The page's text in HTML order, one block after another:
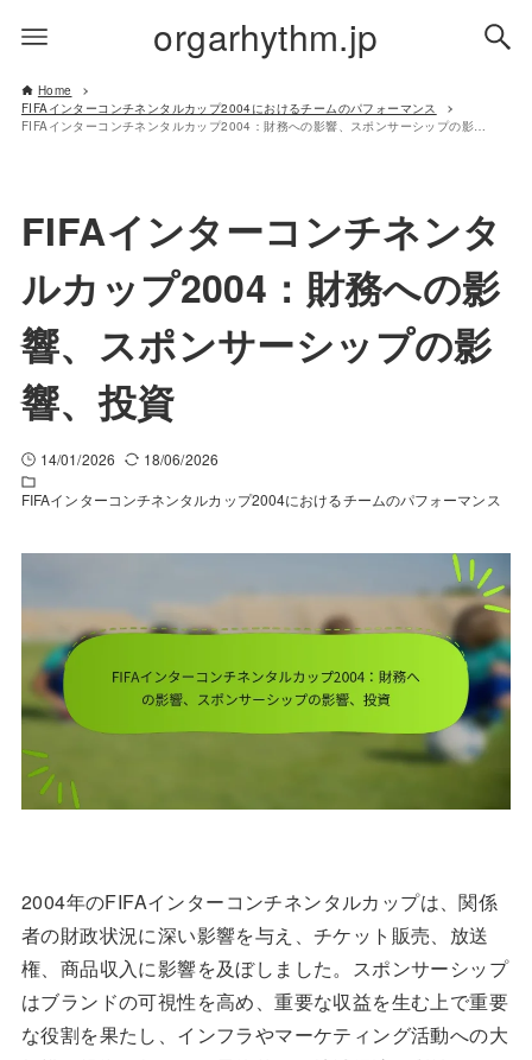
orgarhythm.jp
Home
FIFAインターコンチネンタルカップ2004におけるチームのパフォーマンス
FIFAインターコンチネンタルカップ2004：財務への影響、スポンサーシップの影響、投資
FIFAインターコンチネンタ
ルカップ2004：財務への影
響、スポンサーシップの影
響、投資
14/01/2026
18/06/2026
FIFAインターコンチネンタルカップ2004におけるチームのパフォーマンス
2004年のFIFAインターコンチネンタルカップは、関係
者の財政状況に深い影響を与え、チケット販売、放送
権、商品収入に影響を及ぼしました。スポンサーシップ
はブランドの可視性を高め、重要な収益を生む上で重要
な役割を果たし、インフラやマーケティング活動への大